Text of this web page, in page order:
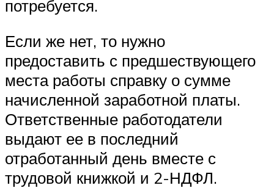
потребуется.
Если же нет, то нужно
предоставить с предшествующего
места работы справку о сумме
начисленной заработной платы.
Ответственные работодатели
выдают ее в последний
отработанный день вместе с
трудовой книжкой и 2-НДФЛ.